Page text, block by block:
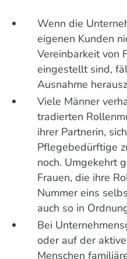
Wenn die
eigenen Kunden
Vereinbarkeit von
eingestellt sind,
Ausnahme
Viele Männer
tradierten
ihrer Partnerin,
Pflegebedürftige
noch. Umgekehrt
Frauen, die ihre
Nummer eins
auch so in
Bei
oder auf der
Menschen